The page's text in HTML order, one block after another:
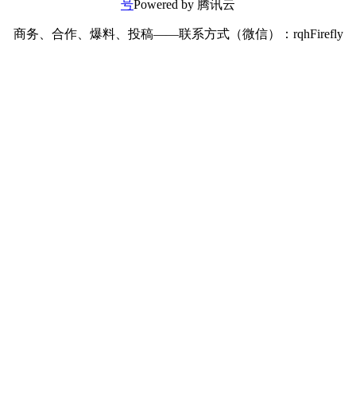
号Powered by 腾讯云
商务、合作、爆料、投稿——联系方式（微信）：rqhFirefly